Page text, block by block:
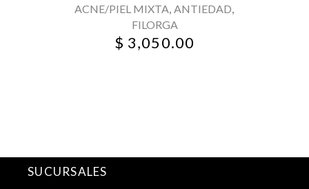
ACNE/PIEL MIXTA, ANTIEDAD,
FILORGA
$ 3,050.00
SUCURSALES